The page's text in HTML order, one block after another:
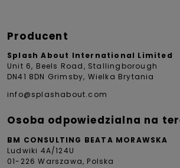
Producent
Splash About International Limited
Unit 6, Beels Road, Stallingborough
DN41 8DN Grimsby, Wielka Brytania
info@splashabout.com
Osoba odpowiedzialna na
BM CONSULTING BEATA MORAWSKA
Ludwiki 4A/124U
01-226 Warszawa, Polska